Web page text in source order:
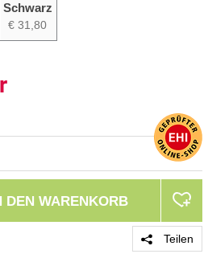
Schwarz
€ 31,80
DEN WARENKORB
Teilen